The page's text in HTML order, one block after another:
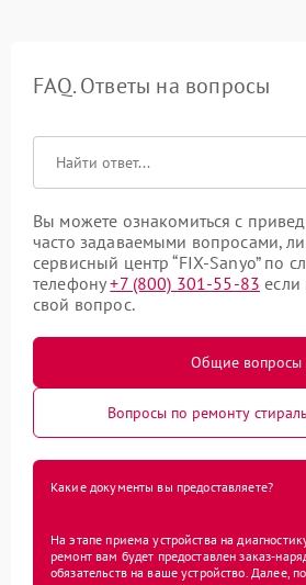
FAQ. Ответы на вопросы
Вы можете ознакомиться с
часто задаваемыми вопросами,
сервисный центр “FIX-Sanyo” по
телефону+7 (800) 301-55-83 если
свой вопрос.
Общие вопросы
Вопросы по ремонту
Какие документы вы предоставляете?
На этапе приема устройства на
ремонт вам будет предоставлен заказ-
обязательств на ваше устройство. Далее,